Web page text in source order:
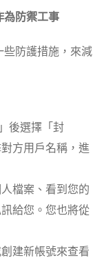
為防禦工事
防護措施，來減
後選擇「封
方用戶名稱，進
檔案、看到您的
給您。您也將從
建新帳號來查看